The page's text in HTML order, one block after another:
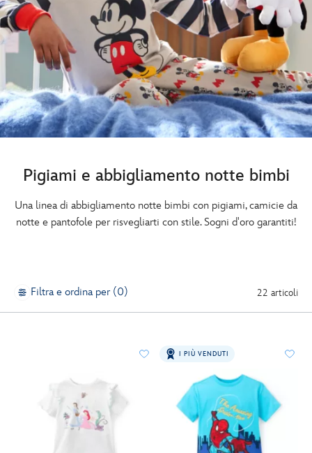
Pigiami e abbigliamento notte bimbi
Una linea di abbigliamento notte bimbi con pigiami, camicie da
notte e pantofole per risvegliarti con stile. Sogni d'oro garantiti!
Filtra e ordina per (0) 22 articoli
I PIÙ VENDUTI